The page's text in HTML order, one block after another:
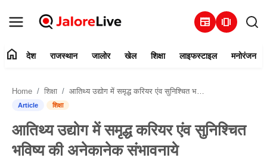
newspaper amp_stories
संपर्क करें
देश
home देश राजस्थान जालोर खेल शिक्षा लाइफस्टाइल मनोरंजन
Home शिक्षा आतिथ्य उद्योग में समृद्ध करियर एंव सुनिश्चित भविष्य की अनेकानेक संभावनाये
Article शिक्षा
आतिथ्य उद्योग में समृद्ध करियर एंव सुनिश्चित
भविष्य की अनेकानेक संभावनाये